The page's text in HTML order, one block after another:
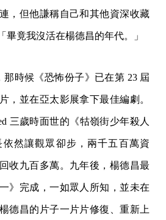
，但他謙稱自己和其他資深收藏
畢竟我沒活在楊德昌的年代。」
那時候《恐怖份子》已在第 23 屆
，並在亞太影展拿下最佳編劇。
三歲時面世的《牯嶺街少年殺人
然讓觀眾卻步，兩千五百萬資
收九百多萬。九年後，楊德昌最
》完成，一如眾人所知，並未在
德昌的片子一片片修復、重新上